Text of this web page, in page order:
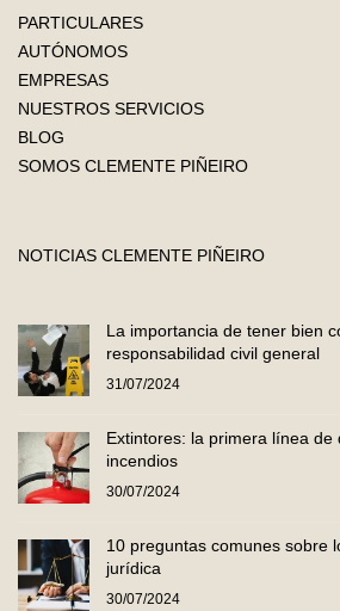
PARTICULARES
AUTÓNOMOS
EMPRESAS
NUESTROS SERVICIOS
BLOG
SOMOS CLEMENTE PIÑEIRO
NOTICIAS CLEMENTE PIÑEIRO
La importancia de tener bien
responsabilidad civil general
31/07/2024
Extintores: la primera línea de
incendios
30/07/2024
10 preguntas comunes sobre
jurídica
30/07/2024